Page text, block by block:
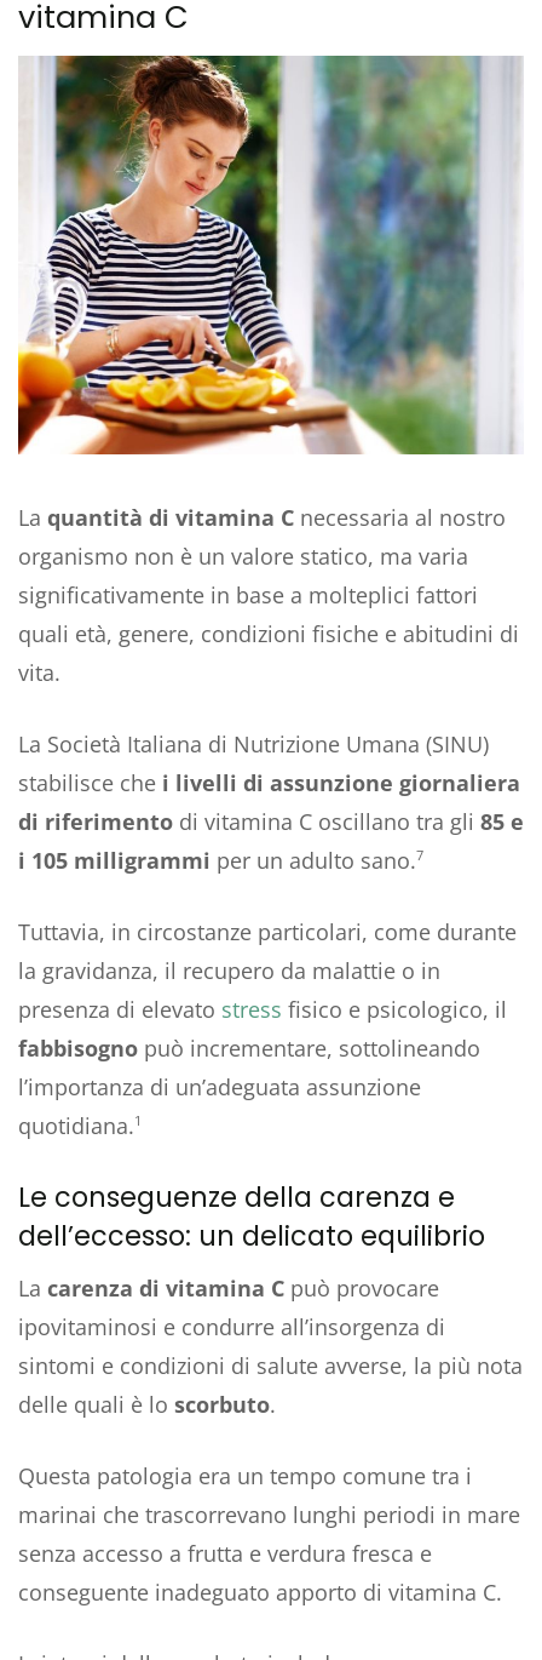
vitamina C
La quantità di vitamina C necessaria al nostro
organismo non è un valore statico, ma varia
significativamente in base a molteplici fattori
quali età, genere, condizioni fisiche e abitudini di
vita.
La Società Italiana di Nutrizione Umana (SINU)
stabilisce che i livelli di assunzione giornaliera
di riferimento di vitamina C oscillano tra gli 85 e
i 105 milligrammi per un adulto sano.7
Tuttavia, in circostanze particolari, come durante
la gravidanza, il recupero da malattie o in
presenza di elevato stress fisico e psicologico, il
fabbisogno può incrementare, sottolineando
l’importanza di un’adeguata assunzione
quotidiana.1
Le conseguenze della carenza e
dell’eccesso: un delicato equilibrio
La carenza di vitamina C può provocare
ipovitaminosi e condurre all’insorgenza di
sintomi e condizioni di salute avverse, la più nota
delle quali è lo scorbuto.
Questa patologia era un tempo comune tra i
marinai che trascorrevano lunghi periodi in mare
senza accesso a frutta e verdura fresca e
conseguente inadeguato apporto di vitamina C.